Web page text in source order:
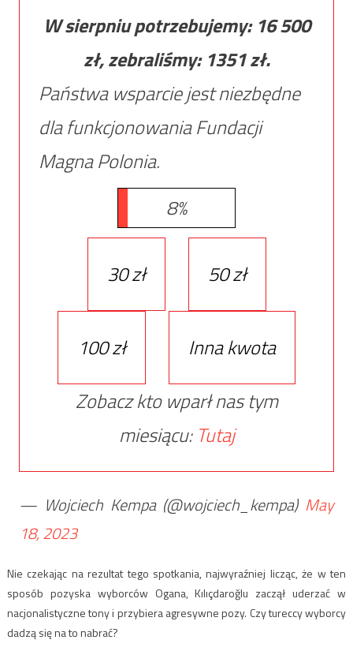
W sierpniu potrzebujemy: 16 500
zł, zebraliśmy: 1351zł.
Państwa wsparcie jest niezbędne
dla funkcjonowania Fundacji
Magna Polonia.
8%
30 zł 50 zł
100 zł
Inna kwota
Zobacz kto wparł nas tym
miesiącu: Tutaj
— Wojciech Kempa (@wojciech_kempa) May
18, 2023
Nie czekając na rezultat tego spotkania, najwyraźniej licząc, że w ten
sposób pozyska wyborców Ogana, Kılıçdaroğlu zaczął uderzać w
nacjonalistyczne tony i przybiera agresywne pozy. Czy tureccy wyborcy
dadzą się na to nabrać?